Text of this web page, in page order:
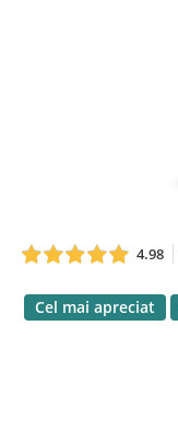
4.98
Cel mai apreciat